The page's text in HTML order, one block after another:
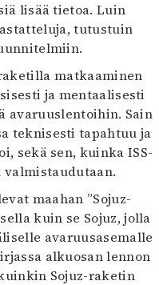
lisää tietoa. Luin
tutustuin
matkaaminen
ja mentaalisesti
avaruuslentoihin. Sain
teknisesti tapahtuu ja
sekä sen, kuinka ISS-
maahan ”Sojuz-
kuin se Sojuz, jolla
avaruusasemalle
alkuosan lennon
Sojuz-raketin